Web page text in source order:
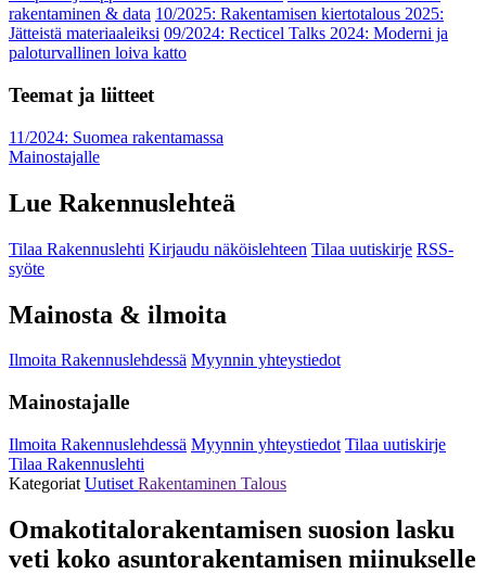
rakentaminen & data 10/2025: Rakentamisen kiertotalous 2025:
Jätteistä materiaaleiksi 09/2024: Recticel Talks 2024: Moderni ja
paloturvallinen loiva katto
Teemat ja liitteet
11/2024: Suomea rakentamassa
Mainostajalle
Lue Rakennuslehteä
Tilaa Rakennuslehti Kirjaudu näköislehteen Tilaa uutiskirje RSS-
syöte
Mainosta & ilmoita
Ilmoita Rakennuslehdessä Myynnin yhteystiedot
Mainostajalle
Ilmoita Rakennuslehdessä Myynnin yhteystiedot Tilaa uutiskirje
Tilaa Rakennuslehti
Kategoriat Uutiset Rakentaminen Talous
Omakotitalorakentamisen suosion lasku
veti koko asuntorakentamisen miinukselle